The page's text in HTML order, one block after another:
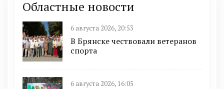
Областные новости
6 августа 2026, 20:53
В Брянске чествовали ветеранов
спорта
6 августа 2026, 16:05